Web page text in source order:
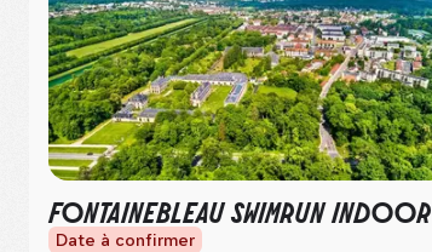
FONTAINEBLEAU SWIMRUN INDOOR
Date à confirmer